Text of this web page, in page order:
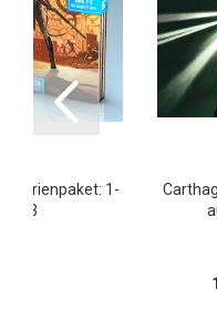
Ferienpaket: 1-
3